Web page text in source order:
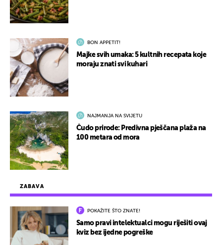
ZABAVA
POKAŽITE ŠTO ZNATE!
Samo pravi intelektualci mogu riješiti ovaj
kviz bez ijedne pogreške
BON APPETIT!
Majke svih umaka: 5 kultnih recepata koje
moraju znati svi kuhari
NAJMANJA NA SVIJETU
Čudo prirode: Predivna pješčana plaža na
100 metara od mora